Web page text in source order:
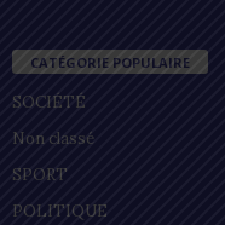
CATÉGORIE POPULAIRE
SOCIÉTÉ
Non classé
SPORT
POLITIQUE